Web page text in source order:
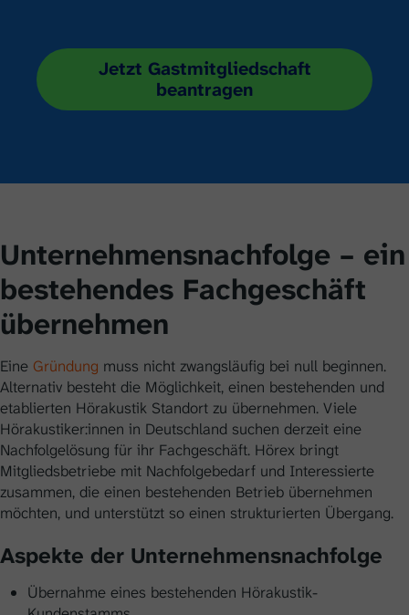
Jetzt Gastmitgliedschaft
beantragen
Unternehmens­nach­folge – ein
beste­hendes Fach­geschäft
über­nehmen
Eine Gründung muss nicht zwangsläufig bei null beginnen.
Alternativ besteht die Möglichkeit, einen bestehenden und
etablierten Hörakustik Standort zu übernehmen. Viele
Hörakustiker:innen in Deutschland suchen derzeit eine
Nachfolgelösung für ihr Fachgeschäft. Hörex bringt
Mitgliedsbetriebe mit Nachfolgebedarf und Interessierte
zusammen, die einen bestehenden Betrieb übernehmen
möchten, und unterstützt so einen strukturierten Übergang.
Aspekte der Unter­nehmens­nach­folge
Übernahme eines bestehenden Hörakustik-